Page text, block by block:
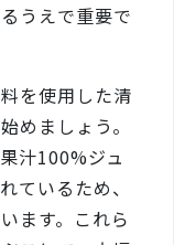
うえで重要で
を使用した清
めましょう。
汁100%ジュ
ているため、
ます。これら